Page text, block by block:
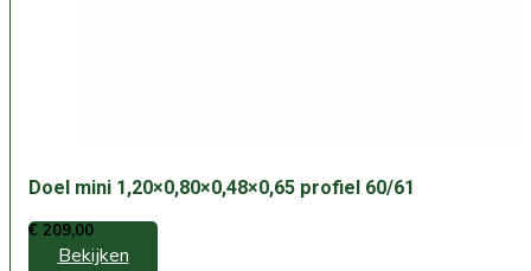
Doel mini 1,20×0,80×0,48×0,65 profiel 60/61
€ 209,00
Bekijken